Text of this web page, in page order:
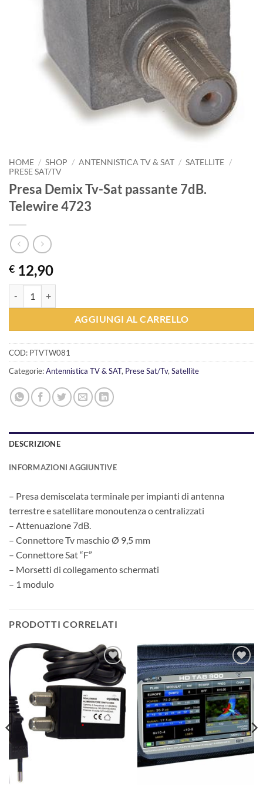
HOME / SHOP / ANTENNISTICA TV & SAT / SATELLITE /
PRESE SAT/TV
Presa Demix Tv-Sat passante 7dB.
Telewire 4723
€ 12,90
AGGIUNGI AL CARRELLO
COD: PTVTW081
Categorie:Antennistica TV & SAT, Prese Sat/Tv, Satellite
DESCRIZIONE
INFORMAZIONI AGGIUNTIVE
– Presa demiscelata terminale per impianti di antenna
terrestre e satellitare monoutenza o centralizzati
– Attenuazione 7dB.
– Connettore Tv maschio Ø 9,5 mm
– Connettore Sat “F”
– Morsetti di collegamento schermati
– 1 modulo
PRODOTTI CORRELATI
AGGIUNGI
ALLA
LISTA DEI
DESIDERI
AGGIUNGI
ALLA
LISTA DEI
DESIDERI